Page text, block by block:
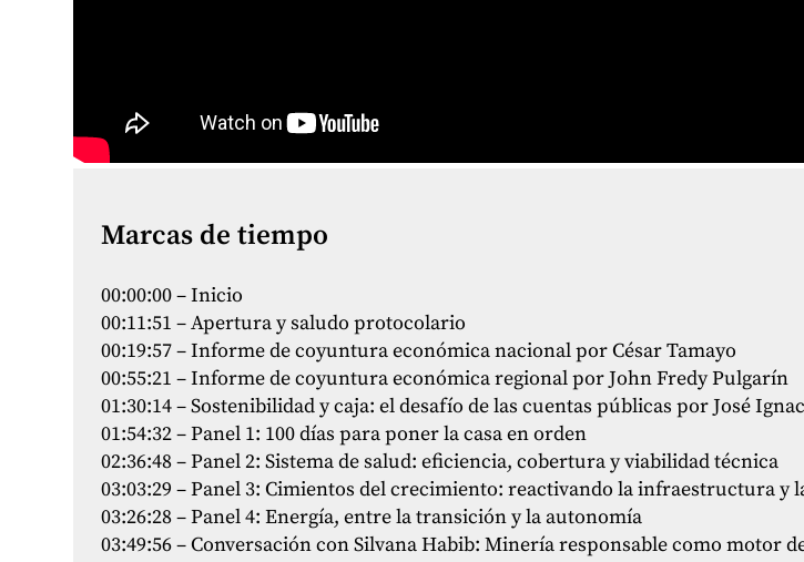
Marcas de tiempo
00:00:00 – Inicio
00:11:51 – Apertura y saludo protocolario
00:19:57 – Informe de coyuntura económica nacional por César Tamayo
00:55:21 – Informe de coyuntura económica regional por John Fredy Pulgarín
01:30:14 – Sostenibilidad y caja: el desafío de las cuentas públicas por José
01:54:32 – Panel 1: 100 días para poner la casa en orden
02:36:48 – Panel 2: Sistema de salud: eficiencia, cobertura y viabilidad técnica
03:03:29 – Panel 3: Cimientos del crecimiento: reactivando la infraestructura y
03:26:28 – Panel 4: Energía, entre la transición y la autonomía
03:49:56 – Conversación con Silvana Habib: Minería responsable como motor